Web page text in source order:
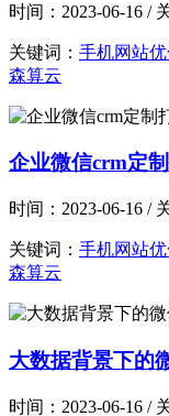
时间：2023-06-16 /
关键词： 手机网站
森算云
企业微信crm定
时间：2023-06-16 /
关键词： 手机网站
森算云
大数据背景下的
时间：2023-06-16 /